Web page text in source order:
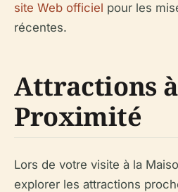
site Web officiel pour les
récentes.
Attractions à
Proximité
Lors de votre visite à la
explorer les attractions